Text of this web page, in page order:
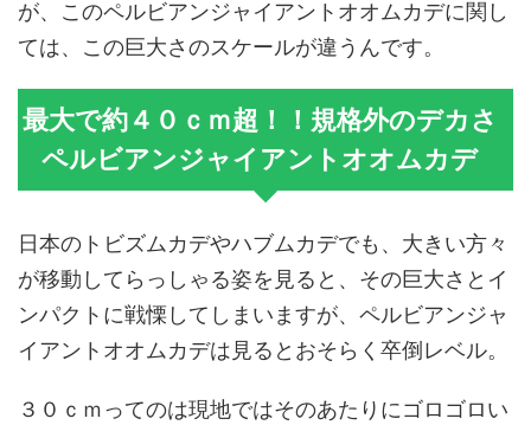
が、このペルビアンジャイアントオオムカデに関し
ては、この巨大さのスケールが違うんです。
最大で約４０ｃｍ超！！規格外のデカさ
ペルビアンジャイアントオオムカデ
日本のトビズムカデやハブムカデでも、大きい方々
が移動してらっしゃる姿を見ると、その巨大さとイ
ンパクトに戦慄してしまいますが、ペルビアンジャ
イアントオオムカデは見るとおそらく卒倒レベル。
３０ｃｍってのは現地ではそのあたりにゴロゴロい